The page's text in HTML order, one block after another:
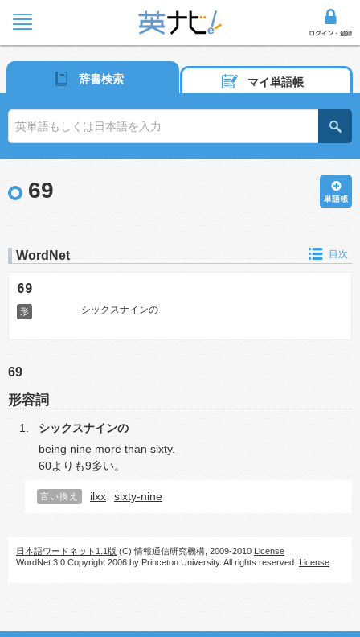
辞書検索 マイ単語帳
69
WordNet 目次
69
形 シックスナインの
69
形容詞
シックスナインの
being nine more than sixty.
60よりも9多い。
言い換え ilxx sixty-nine
日本語ワードネット1.1版 (C) 情報通信研究機構, 2009-2010 License
WordNet 3.0 Copyright 2006 by Princeton University. All rights reserved. License